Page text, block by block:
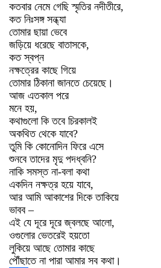
কতবার নেমে গেছি স্মৃতির নদীতীরে,
কত নিঃসঙ্গ সন্ধ্যা
তোমার ছায়া ভেবে
জড়িয়ে ধরেছে বাতাসকে,
কত স্বপ্ন
নক্ষত্রের কাছে গিয়ে
তোমার ঠিকানা জানতে চেয়েছে।
আজ এতকাল পরে
মনে হয়,
কথাগুলো কি তবে চিরকালই
অকথিত থেকে যাবে?
তুমি কি কোনোদিন ফিরে এসে
শুনবে তাদের মৃদু পদধ্বনি?
নাকি সমস্ত না-বলা কথা
একদিন নক্ষত্র হয়ে যাবে,
আর আমি আকাশের দিকে তাকিয়ে
ভাবব –
এই যে দূরে দূরে জ্বলছে আলো,
ওগুলোর ভেতরেই হয়তো
লুকিয়ে আছে তোমার কাছে
পৌঁছাতে না পারা আমার সব কথা।